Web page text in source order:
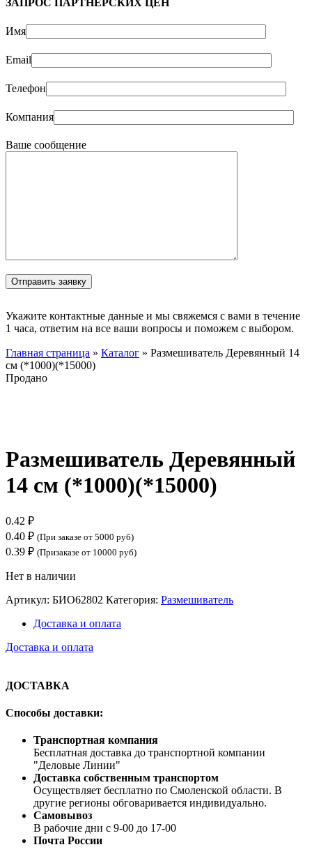
ЗАПРОС ПАРТНЁРСКИХ ЦЕН
Имя
Email
Телефон
Компания
Ваше сообщение
Укажите контактные данные и мы свяжемся с вами в течение
1 часа, ответим на все ваши вопросы и поможем с выбором.
Главная страница » Каталог » Размешиватель Деревянный 14
см (*1000)(*15000)
Продано
Размешиватель Деревянный
14 см (*1000)(*15000)
0.42 ₽
0.40 ₽ (При заказе от 5000 руб)
0.39 ₽ (Призаказе от 10000 руб)
Нет в наличии
Артикул: БИО62802 Категория: Размешиватель
Доставка и оплата
Доставка и оплата
ДОСТАВКА
Способы доставки:
Транспортная компания
Бесплатная доставка до транспортной компании
"Деловые Линии"
Доставка собственным транспортом
Осуществляет бесплатно по Смоленской области. В
другие регионы обговаривается индивидуально.
Самовывоз
В рабочие дни с 9-00 до 17-00
Почта России